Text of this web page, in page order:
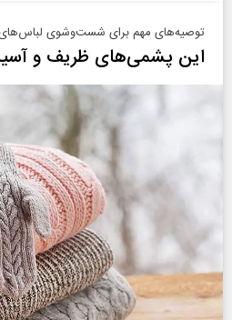
توصیه‌های مهم برای شست‌وشوی
این پشمی‌های ظریف و